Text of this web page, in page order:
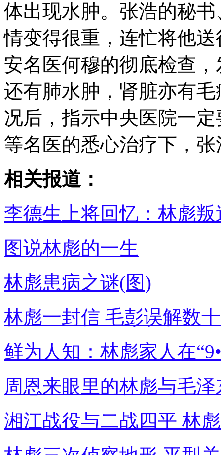
体出现水肿。张浩的秘
情变得很重，连忙将他
安名医何穆的彻底检查
还有肺水肿，肾脏亦有
况后，指示中央医院一
等名医的悉心治疗下，
相关报道：
李德生上将回忆：林彪
图说林彪的一生
林彪患病之谜(图)
林彪一封信 毛彭误解数
鲜为人知：林彪家人在
周恩来眼里的林彪与毛泽
湘江战役与二战四平 林